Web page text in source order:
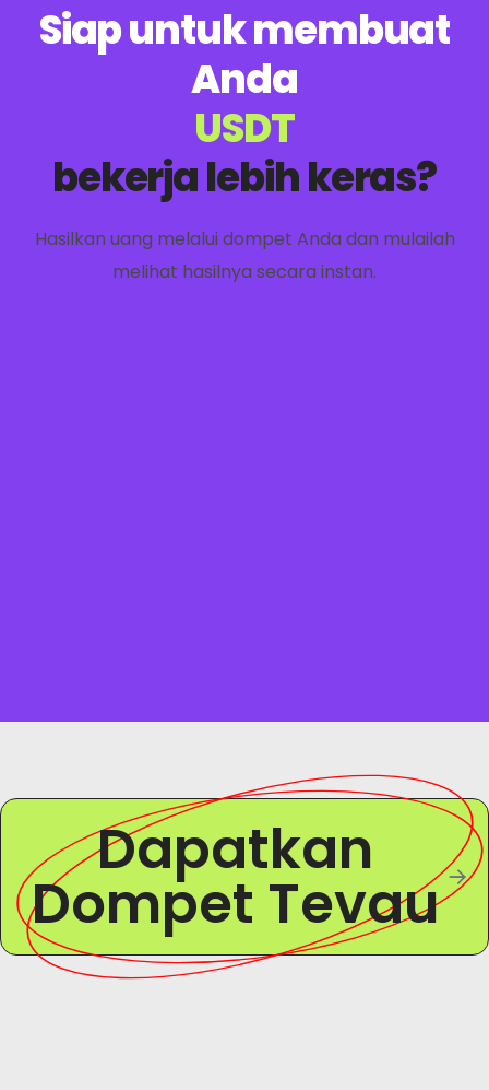
Siap untuk membuat
Anda
USDT
bekerja lebih keras?
Hasilkan uang melalui dompet Anda dan mulailah
melihat hasilnya secara instan.
Dapatkan
Dompet Tevau